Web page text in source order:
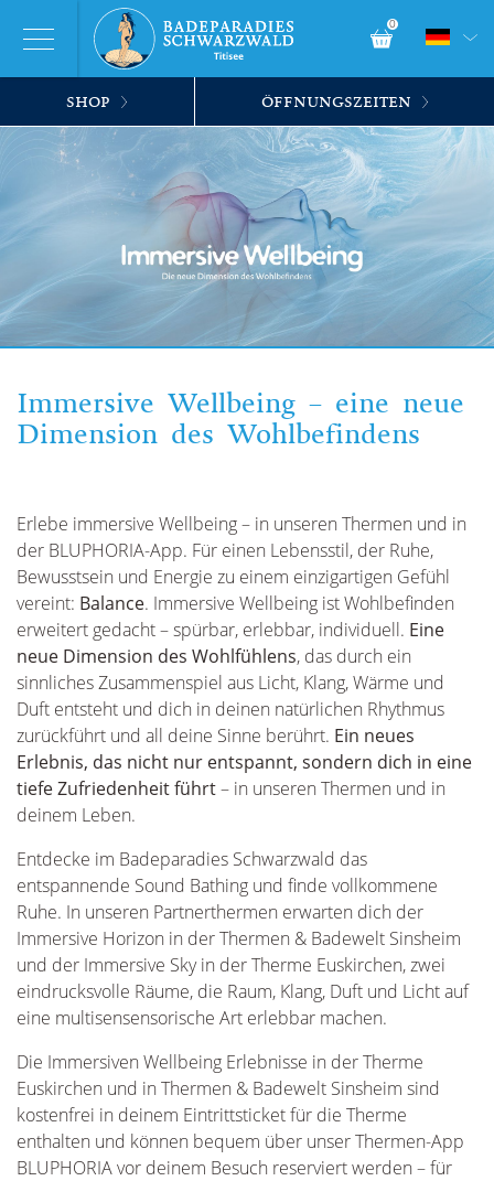
SHOP ÖFFNUNGSZEITEN
0
Immersive Wellbeing – eine neue
Dimension des Wohlbefindens
Erlebe immersive Wellbeing – in unseren Thermen und in
der BLUPHORIA-App. Für einen Lebensstil, der Ruhe,
Bewusstsein und Energie zu einem einzigartigen Gefühl
vereint: Balance. Immersive Wellbeing ist Wohlbefinden
erweitert gedacht – spürbar, erlebbar, individuell. Eine
neue Dimension des Wohlfühlens, das durch ein
sinnliches Zusammenspiel aus Licht, Klang, Wärme und
Duft entsteht und dich in deinen natürlichen Rhythmus
zurückführt und all deine Sinne berührt. Ein neues
Erlebnis, das nicht nur entspannt, sondern dich in eine
tiefe Zufriedenheit führt– in unseren Thermen und in
deinem Leben.
Entdecke im Badeparadies Schwarzwald das
entspannende Sound Bathing und finde vollkommene
Ruhe. In unseren Partnerthermen erwarten dich der
Immersive Horizon in der Thermen & Badewelt Sinsheim
und der Immersive Sky in der Therme Euskirchen, zwei
eindrucksvolle Räume, die Raum, Klang, Duft und Licht auf
eine multisensensorische Art erlebbar machen.
Die Immersiven Wellbeing Erlebnisse in der Therme
Euskirchen und in Thermen & Badewelt Sinsheim sind
kostenfrei in deinem Eintrittsticket für die Therme
enthalten und können bequem über unser Thermen-App
BLUPHORIA vor deinem Besuch reserviert werden – für